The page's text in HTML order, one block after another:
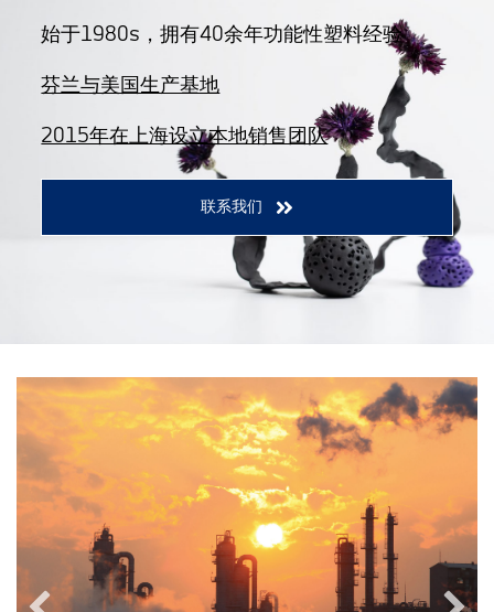
始于1980s，拥有40余年功能性塑料经验
芬兰与美国生产基地
2015年在上海设立本地销售团队
联系我们